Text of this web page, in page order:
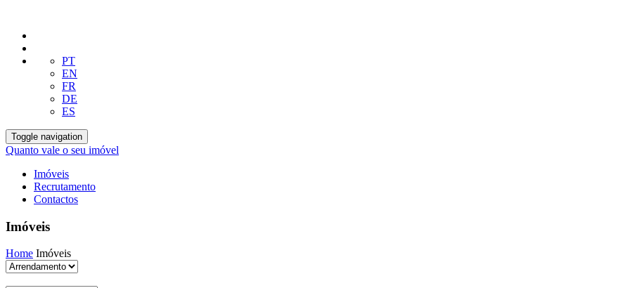
PT
EN
FR
DE
ES
Toggle navigation
Quanto vale o seu imóvel
Imóveis
Recrutamento
Contactos
Imóveis
Home Imóveis